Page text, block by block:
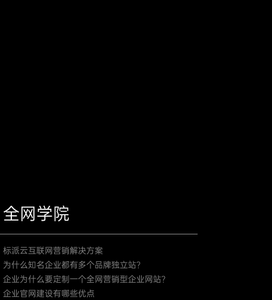
全网学院
标派云互联网营销解决方案
为什么知名企业都有多个品牌独立站？
企业为什么要定制一个全网营销型企业网站？
企业官网建设有哪些优点